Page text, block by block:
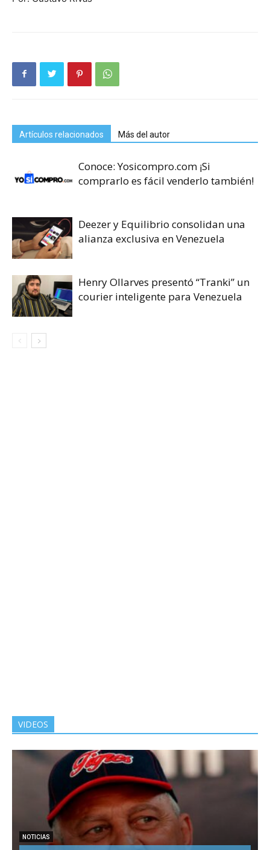
Artículos relacionados Más del autor
Conoce: Yosicompro.com ¡Si
comprarlo es fácil venderlo también!
Deezer y Equilibrio consolidan una
alianza exclusiva en Venezuela
Henry Ollarves presentó “Tranki” un
courier inteligente para Venezuela
VIDEOS
NOTICIAS